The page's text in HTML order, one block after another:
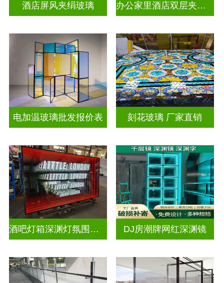
酒店屏风夹绢玻璃 办公家里酒店双层夹娟玻璃
电加温玻璃批发报价表 刻花玻璃 厂家直销
酒吧灯箱深渊灯氛围灯深渊镜 DJ房潮牌网红深渊镜